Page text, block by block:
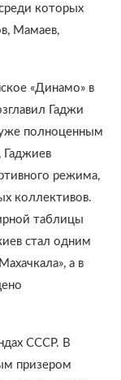
которых
Мамаев,
«Динамо» в
Гаджи
полноценным
Гаджиев
режима,
коллективов.
таблицы
стал одним
а в
СССР. В
призером